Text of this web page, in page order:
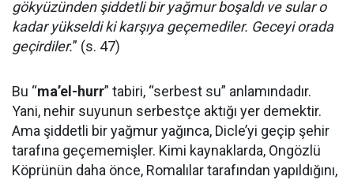
gökyüzünden şiddetli bir yağmur boşaldı ve sular o
kadar yükseldi ki karşıya geçemediler. Geceyi orada
geçirdiler.” (s. 47)
Bu “ma’el-hurr” tabiri, “serbest su” anlamındadır.
Yani, nehir suyunun serbestçe aktığı yer demektir.
Ama şiddetli bir yağmur yağınca, Dicle’yi geçip şehir
tarafına geçememişler. Kimi kaynaklarda, Ongözlü
Köprünün daha önce, Romalılar tarafından yapıldığını,